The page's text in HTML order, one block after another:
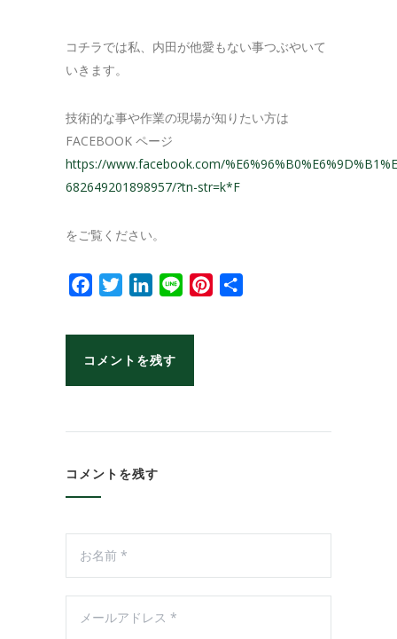
コチラでは私、内田が他愛もない事つぶやいて
いきます。
技術的な事や作業の現場が知りたい方は
FACEBOOK ページ
https://www.facebook.com/
682649201898957/?tn-str=k*F
をご覧ください。
FacebookTwitterLinkedIn
Line Pinterest
コメントを残す
コメントを残す